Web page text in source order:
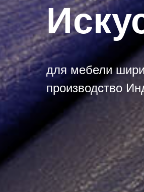
для мебели
производство